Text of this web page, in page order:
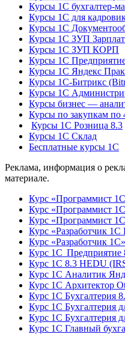
Курсы 1С бухгалтер-
Курсы 1С для
Курсы 1С
Курсы 1С ЗУП
Курсы 1С ЗУП КОРП
Курсы 1С
Курсы 1С Яндекс
Курсы 1С-Битрикс
Курсы 1С
Курсы бизнес —
Курсы по закупкам по
Курсы 1С Розница 8.3
Курсы 1С Склад
Бесплатные курсы 1С
Реклама, информация о
материале.
Курс «Программист
Курс «Программист
Курс «Программист
Курс «Разработчик 1С
Курс «Разработчик
Курс 1С
Курс 1С 8.3 HEDU
Курс 1С Аналитик
Курс 1С Архитектор
Курс 1С Бухгалтерия
Курс 1С Бухгалтерия
Курс 1С Бухгалтерия
Курс 1С Главный